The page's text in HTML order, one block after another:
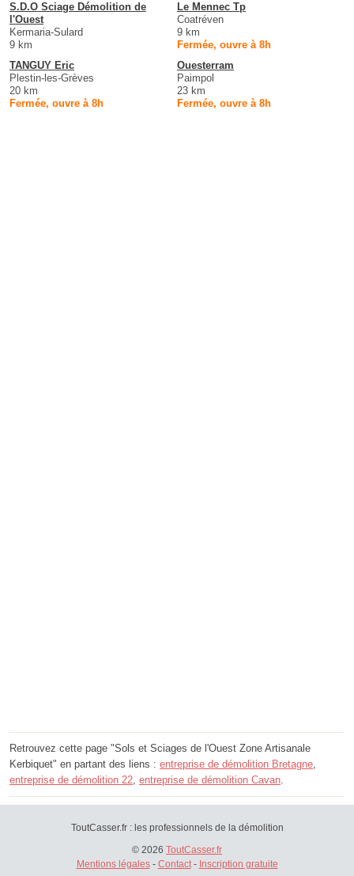
S.D.O Sciage Démolition de
l'Ouest
Kermaria-Sulard
9 km
Le Mennec Tp
Coatréven
9 km
Fermée, ouvre à 8h
TANGUY Eric
Plestin-les-Grèves
20 km
Fermée, ouvre à 8h
Ouesterram
Paimpol
23 km
Fermée, ouvre à 8h
Retrouvez cette page "Sols et Sciages de l'Ouest Zone Artisanale
Kerbiquet" en partant des liens : entreprise de démolition Bretagne,
entreprise de démolition 22, entreprise de démolition Cavan.
ToutCasser.fr : les professionnels de la démolition
© 2026 ToutCasser.fr
Mentions légales- Contact- Inscription gratuite